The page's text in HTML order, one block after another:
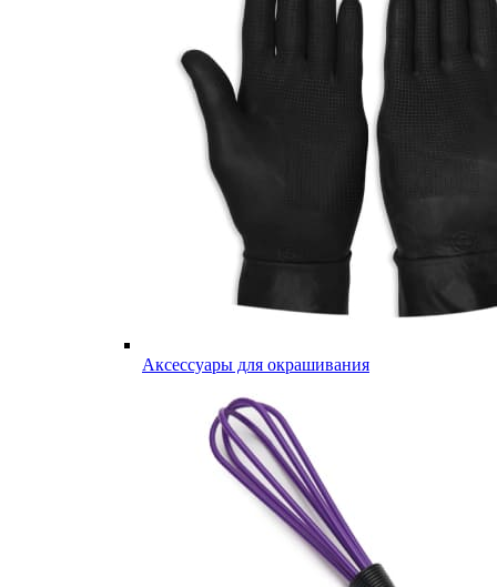
Аксессуары для окрашивания